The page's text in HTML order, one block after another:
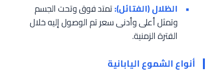
الظلال (الفتائل):تمتد فوق وتحت الجسم
وتمثل أعلى وأدنى سعر تم الوصول إليه خلال
الفترة الزمنية.
أنواع الشموع اليابانية